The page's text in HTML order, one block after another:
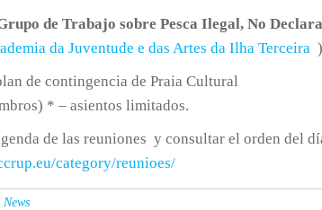
de Trabajo sobre Pesca Ilegal, No
da Juventude e das Artes da Ilha Terceira )
de contingencia de Praia Cultural
* – asientos limitados.
de las reuniones y consultar el orden del
category/reunioes/
News